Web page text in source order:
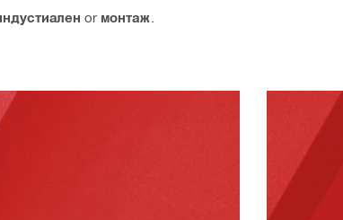
or монтаж